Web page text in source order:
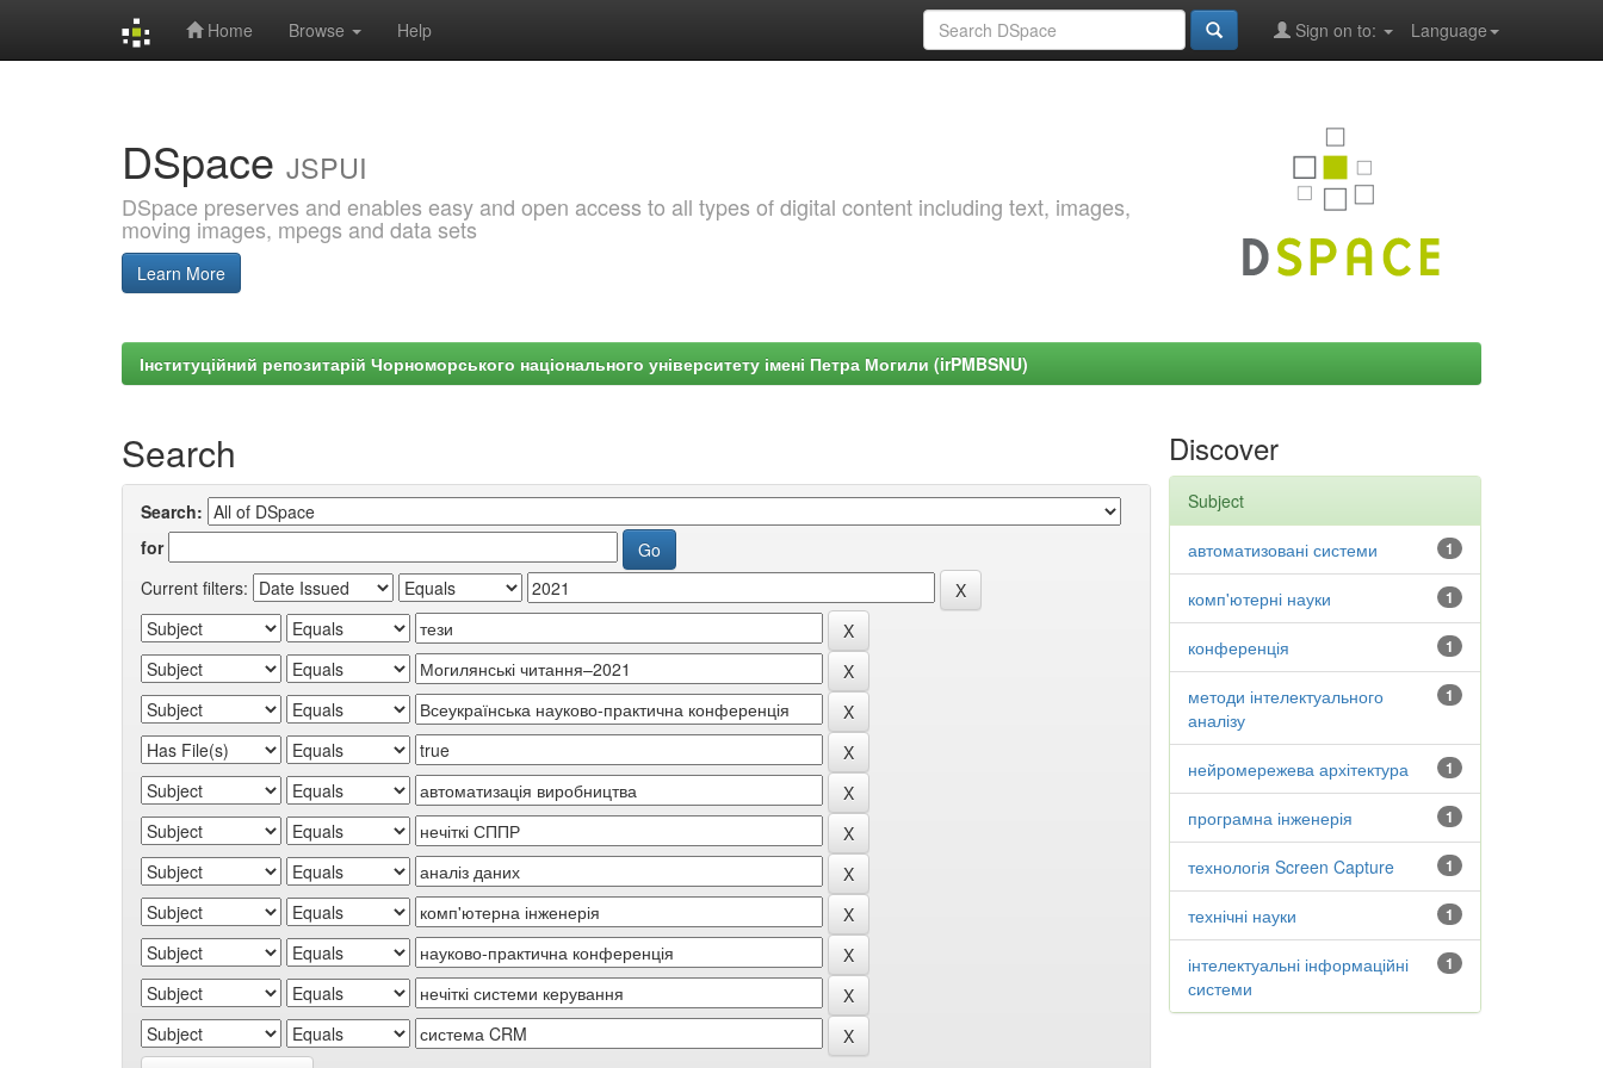
Home Browse Help Language
Sign on to:
DSpace JSPUI
DSpace preserves and enables easy and open access to all types of digital content including text, images,
moving images, mpegs and data sets
Learn More
Інституційний репозитарій Чорноморського національного університету імені Петра Могили (irPMBSNU)
Search
Search:
for
Current filters:
Discover
Subject
1
автоматизовані системи
1
комп'ютерні науки
1
конференція
1
методи інтелектуального
аналізу
1
нейромережева архітектура
1
програмна інженерія
1
технологія Screen Capture
1
технічні науки
1
інтелектуальні інформаційні
системи